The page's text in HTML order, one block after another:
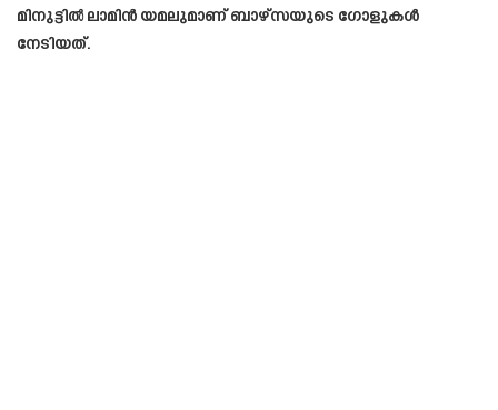
മിനുട്ടിൽ ലാമിൻ യമലുമാണ് ബാഴ്സയുടെ ഗോളുകൾ
നേടിയത്.